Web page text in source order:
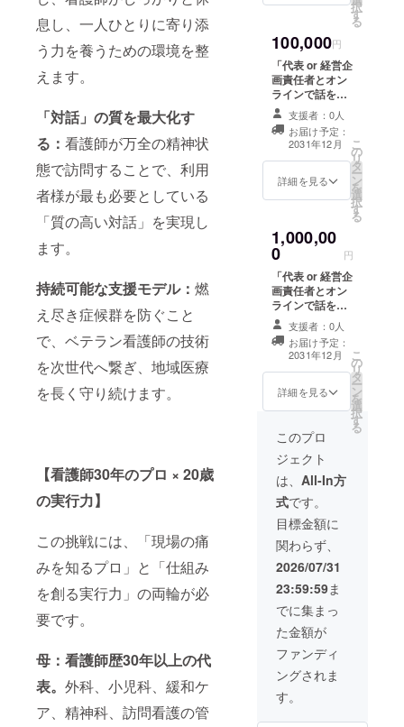
息し、一人ひとりに寄り添
う力を養うための環境を整
えます。
「対話」の質を最大化す
る ： 看護師が万全の精神状
態で訪問することで、利用
者様が最も必要としている
「質の高い対話」を実現し
ます。
持続可能な支援モデル： 燃
え尽き症候群を防ぐこと
で、ベテラン看護師の技術
を次世代へ繋ぎ、地域医療
を長く守り続けます。
【看護師30年のプロ × 20歳
の実行力】
この挑戦には、「現場の痛
みを知るプロ」と「仕組み
を創る実行力」の両輪が必
要です。
母：看護師歴30年以上の代
表。 外科、小児科、緩和ケ
ア、精神科、訪問看護の管
容になります。
8~9月頃 ・場
所：ZOOM等 ・
支援者様との連
絡方法：詳細は
メールで連絡し
ます。
択
す
る
100,000円
「代表 or 経営企
画責任者とオン
ラインで話をし
たい。」という
方のためのプラ
ンです！ SNSま
たはHPにお名前
の掲載をご希望
の方は、概要欄
8~9月頃 ・場
所：ZOOM等 ・
支援者様との連
絡方法：詳細は
メールで連絡し
ます。
支援者：0人
お届け予定：
2031年12月
詳細を見る
こ
の
リ
タ
ー
ン
を
選
択
す
る
1,000,00
0 円
「代表 or 経営企
画責任者とオン
ラインで話をし
たい。」という
方のためのプラ
ンです！ SNSま
たはHPにお名前
の掲載をご希望
の方は、概要欄
日時：2026年
8~9月頃 ・場
所：ZOOM等 ・
支援者様との連
絡方法：詳細は
メールで連絡し
ます。
支援者：0人
お届け予定：
2031年12月
詳細を見る
こ
の
リ
タ
ー
ン
を
選
択
す
る
このプロ
ジェクト
は、 All-In方
式です。
目標金額に
関わらず、
2026/07/31
23:59:59ま
でに集まっ
た金額が
ファンディ
ングされま
す。